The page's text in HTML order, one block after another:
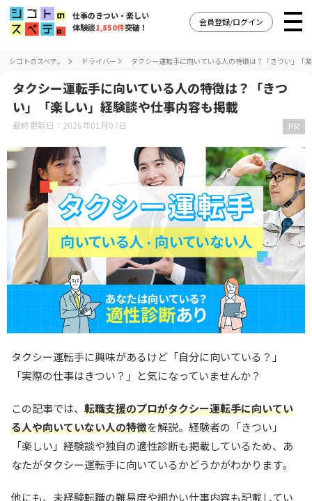
仕事のきつい・楽しい
体験談1,850件突破！
会員登録/ログイン
シゴトのスベテ。 ドライバー タクシー運転手に向いている人の特徴は？「きつい」「
タクシー運転手に向いている人の特徴は？「きつ
い」「楽しい」経験談や仕事内容も掲載
最終更新日：2026年01月07日 PR
タクシー運転手に興味があるけど「自分に向いている？」
「実際の仕事はきつい？」と気になっていませんか？
この記事では、 転職支援のプロがタクシー運転手に向いてい
る人や向いていない人の特徴を解説。経験者の「きつい」
「楽しい」経験談や独自の適性診断も掲載しているため、あ
なたがタクシー運転手に向いているかどうかがわかります。
他にも、未経験転職の難易度や細かい仕事内容も記載してい